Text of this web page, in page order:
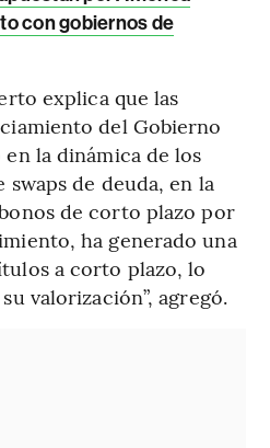
con gobiernos de
explica que las
del Gobierno
la dinámica de los
swaps de deuda, en la
de corto plazo por
ha generado una
a corto plazo, lo
valorización”, agregó.